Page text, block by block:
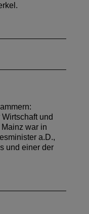
und
war in
a.D.,
und einer der